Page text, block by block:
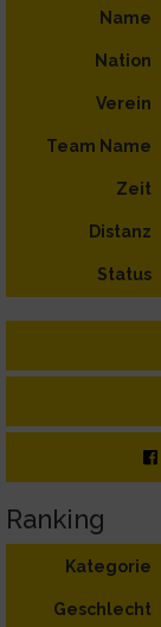
Name
Nation
Verein
Team Name
Zeit
Distanz
Status
Ranking
Kategorie
Geschlecht